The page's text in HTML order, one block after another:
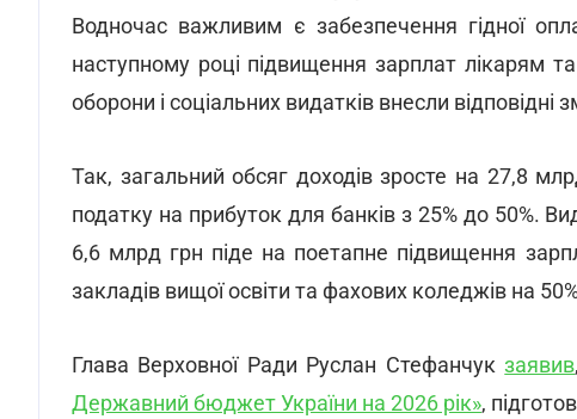
Водночас важливим є забезпечення гідної
наступному році підвищення зарплат лікарям
оборони і соціальних видатків внесли
Так, загальний обсяг доходів зросте на 27,8
податку на прибуток для банків з 25% до 50%.
6,6 млрд грн піде на поетапне підвищення
закладів вищої освіти та фахових коледжів на
Глава Верховної Ради Руслан Стефанчукзаявив
Державний бюджет України на 2026 рік»,